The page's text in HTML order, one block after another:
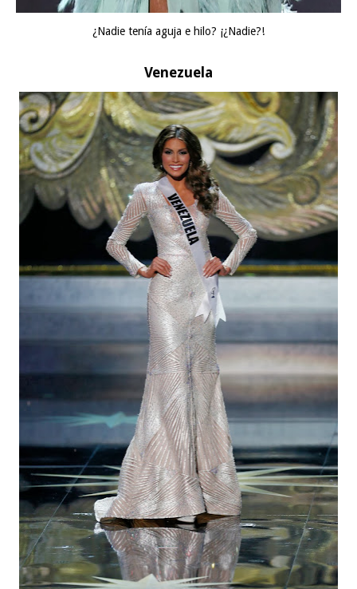
¿Nadie tenía aguja e hilo? ¡¿Nadie?!
Venezuela